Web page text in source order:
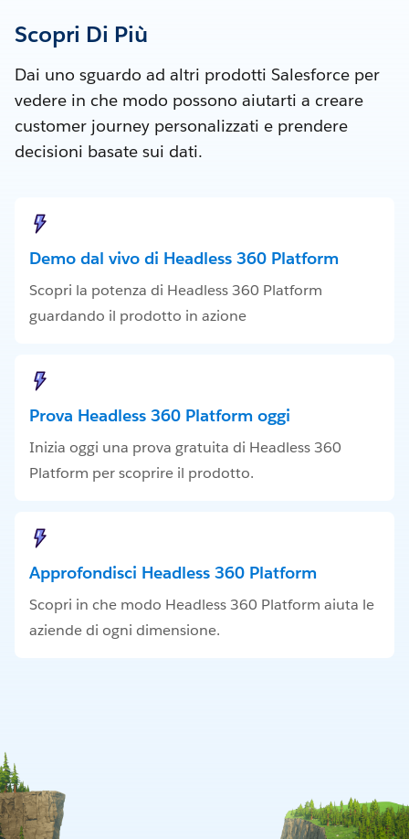
Scopri Di Più
Dai uno sguardo ad altri prodotti Salesforce per
vedere in che modo possono aiutarti a creare
customer journey personalizzati e prendere
decisioni basate sui dati.
Demo dal vivo di Headless 360 Platform
Scopri la potenza di Headless 360 Platform
guardando il prodotto in azione
Prova Headless 360 Platform oggi
Inizia oggi una prova gratuita di Headless 360
Platform per scoprire il prodotto.
Approfondisci Headless 360 Platform
Scopri in che modo Headless 360 Platform aiuta le
aziende di ogni dimensione.